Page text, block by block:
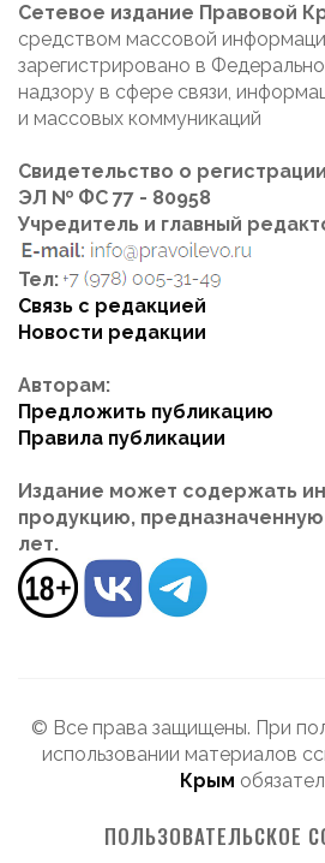
Сетевое издание Правовой
средством массовой
зарегистрировано в
надзору в сфере связи,
и массовых коммуникаций
Свидетельство о
ЭЛ № ФС 77 - 80958
Учредитель и главный
Тел:
Связь с редакцией
Новости редакции
Авторам:
Предложить публикацию
Правила публикации
Издание может содержать
продукцию,
лет.
© Все права защищены. При
использовании материалов
Крым
ПОЛЬЗОВАТЕЛЬСКОЕ